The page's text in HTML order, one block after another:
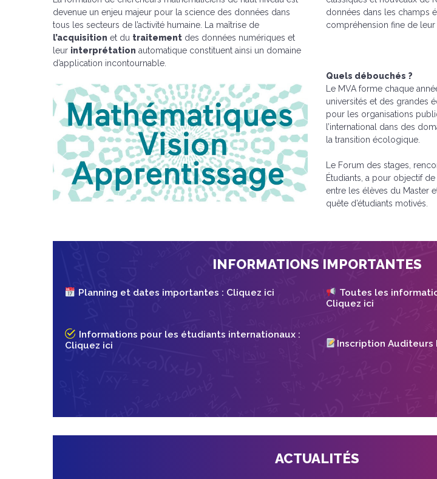
devenue un enjeu majeur pour la science des données dans
tous les secteurs de l’activité humaine. La maîtrise de
l’acquisition et du traitement des données numériques et
leur interprétation automatique constituent ainsi un domaine
d’application incontournable.
données dans les champs
compréhension fine de
Quels débouchés ?
Le MVA forme chaque
universités et des grandes
pour les organisations
l’international dans des
la transition écologique.
Le Forum des stages,
Étudiants, a pour objectif
entre les élèves du Master
quête d’étudiants motivés.
INFORMATIONS IMPORTANTES
Planning et dates importantes : Cliquez ici
Informations pour les étudiants internationaux :
Cliquez ici
Toutes les
Cliquez ici
Inscription Auditeurs
ACTUALITÉS